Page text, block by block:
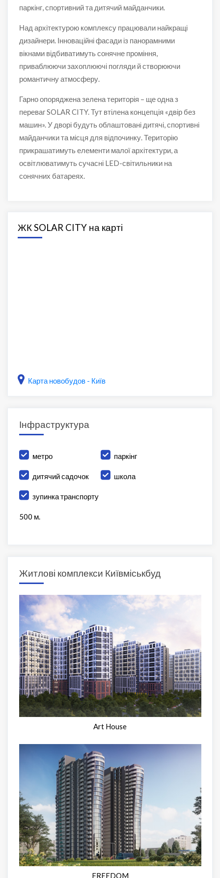
паркінг, спортивний та дитячий майданчики.
Над архітектурою комплексу працювали найкращі
дизайнери. Інноваційні фасади із панорамними
вікнами відбиватимуть сонячне проміння,
приваблюючи захоплюючі погляди й створюючи
романтичну атмосферу.
Гарно опоряджена зелена територія – ще одна з
переваг SOLAR CITY. Тут втілена концепція «двір без
машин». У дворі будуть облаштовані дитячі, спортивні
майданчики та місця для відпочинку. Територію
прикрашатимуть елементи малої архітектури, а
освітлюватимуть сучасні LED-світильники на
сонячних батареях.
ЖК SOLAR CITY на карті
Карта новобудов - Київ
Інфраструктура
метро паркінг
дитячий садочок школа
зупинка транспорту
500 м.
Житлові комплекси Київміськбуд
Art House
FREEDOM